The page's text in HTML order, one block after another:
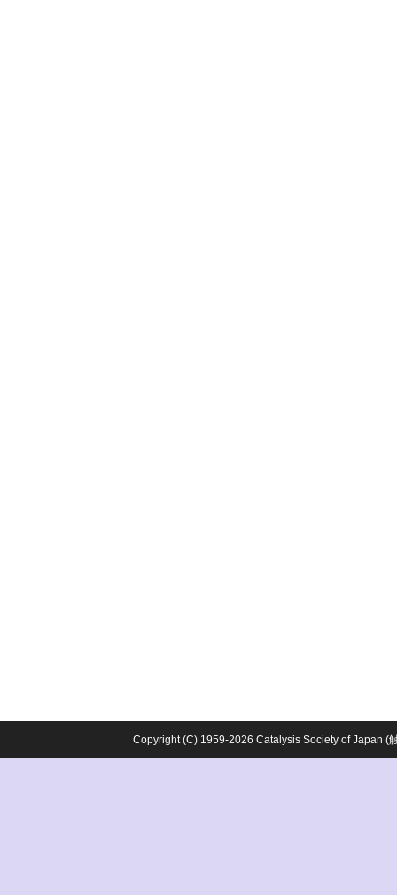
Copyright (C) 1959-2026 Catalysis Society of Japan (